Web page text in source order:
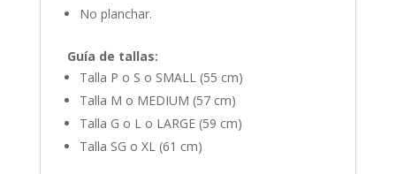
No planchar.
Guía de tallas:
Talla P o S o SMALL (55 cm)
Talla M o MEDIUM (57 cm)
Talla G o L o LARGE (59 cm)
Talla SG o XL (61 cm)